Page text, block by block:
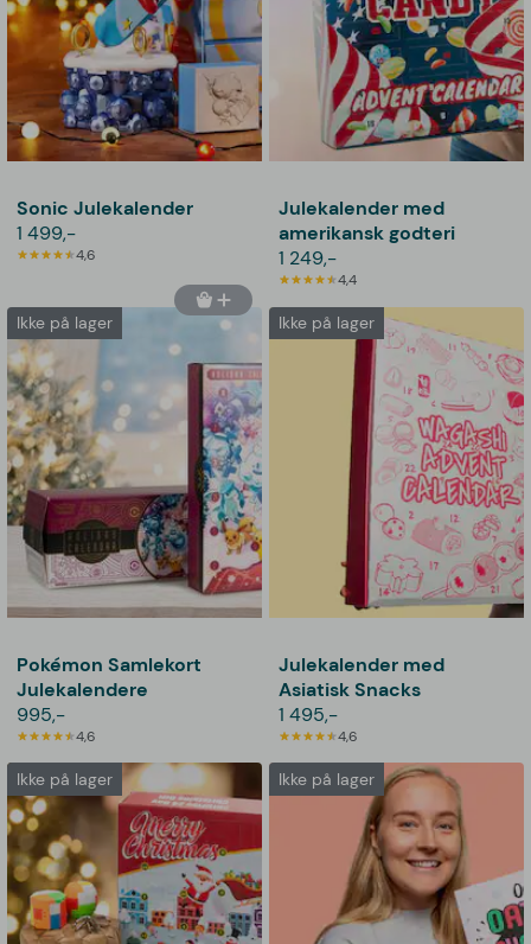
Sonic Julekalender
1 499,-
4,6
Julekalender med
amerikansk godteri
1 249,-
4,4
Ikke på lager
Pokémon Samlekort
Julekalendere
995,-
4,6
Ikke på lager
Julekalender med
Asiatisk Snacks
1 495,-
4,6
Ikke på lager Ikke på lager